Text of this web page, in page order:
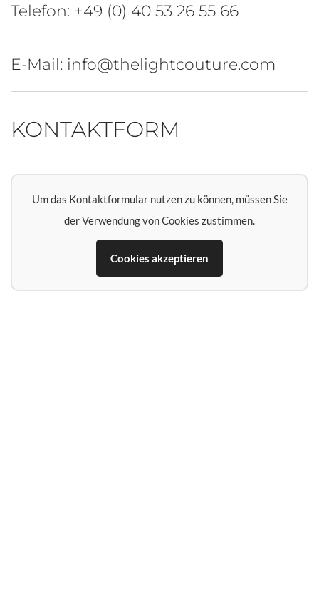
Telefon: +49 (0) 40 53 26 55 66
E-Mail: info@thelightcouture.com
KONTAKTFORM
Um das Kontaktformular nutzen zu können, müssen Sie
der Verwendung von Cookies zustimmen.
Cookies akzeptieren